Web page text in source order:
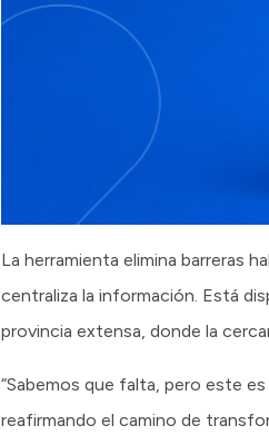
La herramienta elimina barreras
centraliza la información. Está
provincia extensa, donde la
“Sabemos que falta, pero este
reafirmando el camino de